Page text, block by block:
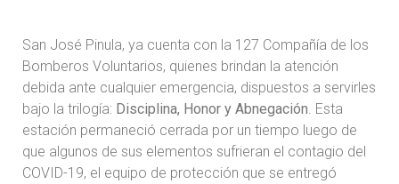
San José Pinula, ya cuenta con la 127 Compañía de los
Bomberos Voluntarios, quienes brindan la atención
debida ante cualquier emergencia, dispuestos a servirles
bajo la trilogía: Disciplina, Honor y Abnegación . Esta
estación permaneció cerrada por un tiempo luego de
que algunos de sus elementos sufrieran el contagio del
COVID-19, el equipo de protección que se entregó